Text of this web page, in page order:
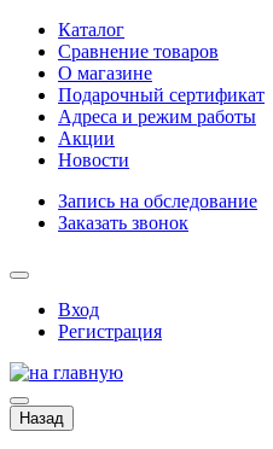
Каталог
Сравнение товаров
О магазине
Подарочный сертификат
Адреса и режим работы
Акции
Новости
Запись на обследование
Заказать звонок
Вход
Регистрация
Назад